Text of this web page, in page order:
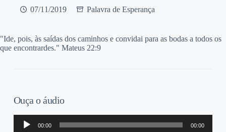
07/11/2019 Palavra de Esperança
"Ide, pois, às saídas dos caminhos e convidai para as bodas a todos os
que encontrardes." Mateus 22:9
Ouça o áudio
Tocador
00:00 00:00